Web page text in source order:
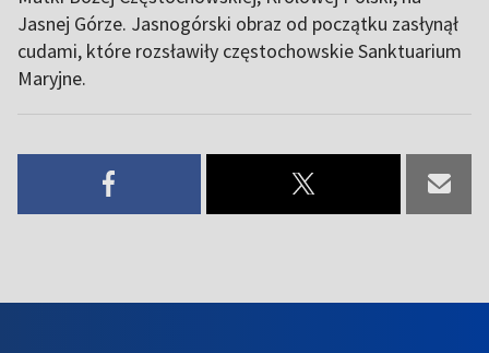
Jasnej Górze. Jasnogórski obraz od początku zasłynął
cudami, które rozsławiły częstochowskie Sanktuarium
Maryjne.